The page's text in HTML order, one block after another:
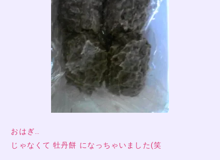
おはぎ…
じゃなくて 牡丹餅 になっちゃいました(笑